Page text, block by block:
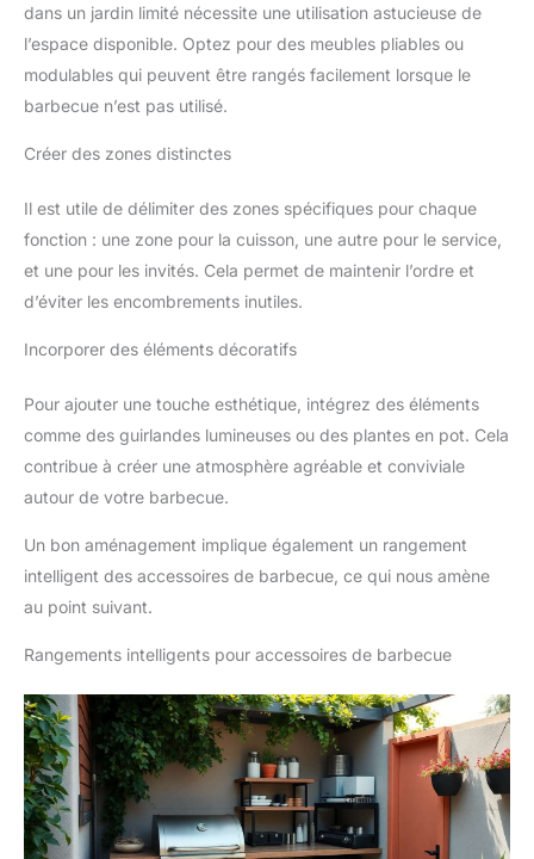
dans un jardin limité nécessite une utilisation astucieuse de
l’espace disponible. Optez pour des meubles pliables ou
modulables qui peuvent être rangés facilement lorsque le
barbecue n’est pas utilisé.
Créer des zones distinctes
Il est utile de délimiter des zones spécifiques pour chaque
fonction : une zone pour la cuisson, une autre pour le service,
et une pour les invités. Cela permet de maintenir l’ordre et
d’éviter les encombrements inutiles.
Incorporer des éléments décoratifs
Pour ajouter une touche esthétique, intégrez des éléments
comme des guirlandes lumineuses ou des plantes en pot. Cela
contribue à créer une atmosphère agréable et conviviale
autour de votre barbecue.
Un bon aménagement implique également un rangement
intelligent des accessoires de barbecue, ce qui nous amène
au point suivant.
Rangements intelligents pour accessoires de barbecue